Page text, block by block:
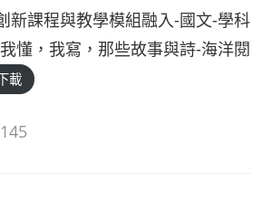
新課程與教學模組融入-國文-學科
懂，我寫，那些故事與詩-海洋閱
載
145